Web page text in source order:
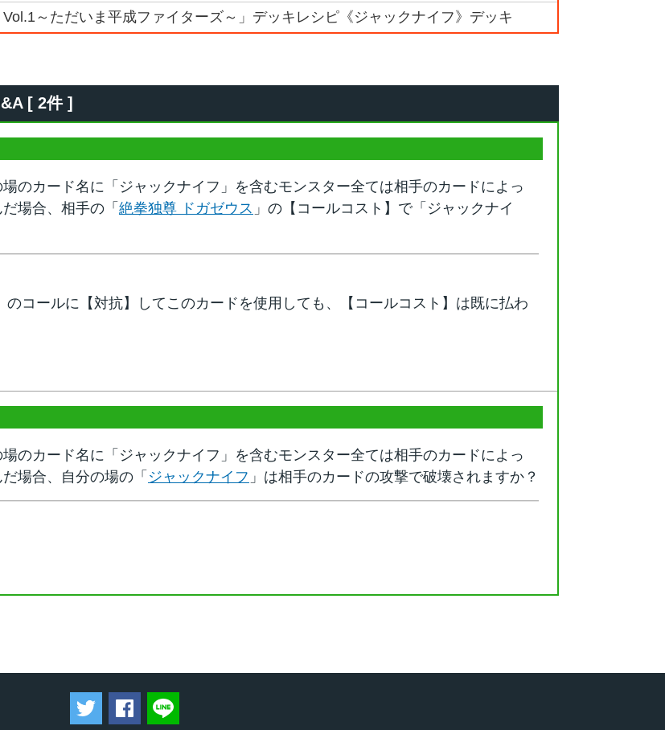
～ただいま平成ファイターズ～」デッキレシピ《ジャックナイフ》デッキ
[ 2件 ]
のカード名に「ジャックナイフ」を含むモンスター全ては相手のカードによっ
場合、相手の「 絶拳独尊 ドガゼウス 」の【コールコスト】で「ジャックナイ
のコールに【対抗】してこのカードを使用しても、【コールコスト】は既に払わ
のカード名に「ジャックナイフ」を含むモンスター全ては相手のカードによっ
場合、自分の場の「 ジャックナイフ 」は相手のカードの攻撃で破壊されますか？
ツイートするFacebookでシェアする